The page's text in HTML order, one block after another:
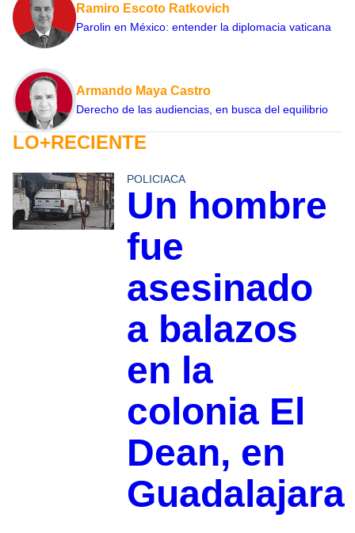
Ramiro Escoto Ratkovich
Parolin en México: entender la diplomacia vaticana
Armando Maya Castro
Derecho de las audiencias, en busca del equilibrio
LO+RECIENTE
POLICIACA
Un hombre
fue
asesinado
a balazos
en la
colonia El
Dean, en
Guadalajara